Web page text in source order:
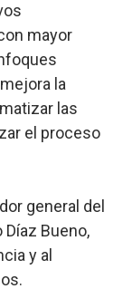
mayor
la
las
el proceso
general del
Díaz Bueno,
y al